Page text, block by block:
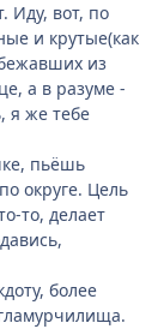
Иду, вот, по
и крутые(как
из
а в разуме -
я же тебе
пьёшь
округе. Цель
то, делает
более